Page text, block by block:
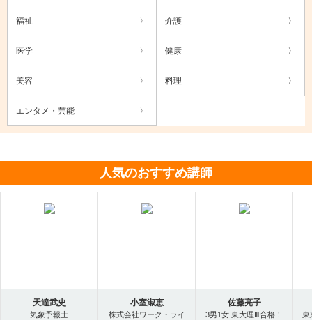
福祉 介護
医学 健康
美容 料理
エンタメ・芸能
人気のおすすめ講師
天達武史
気象予報士
小室淑恵
株式会社ワーク・ライ
佐藤亮子
3男1女 東大理Ⅲ合格！
東